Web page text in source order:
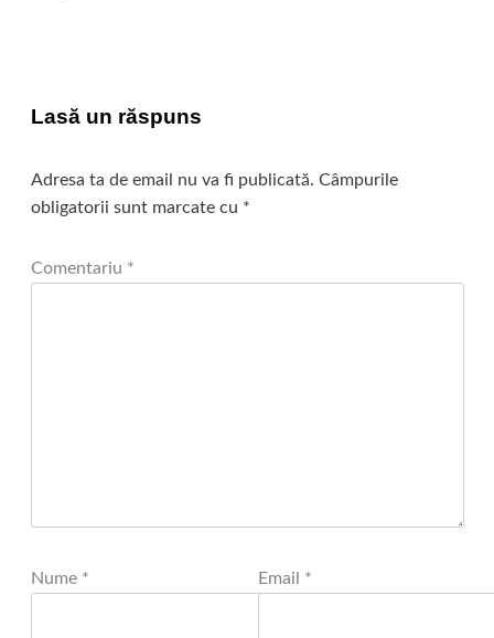
Lasă un răspuns
Adresa ta de email nu va fi publicată. Câmpurile
obligatorii sunt marcate cu *
Comentariu *
Nume * Email *